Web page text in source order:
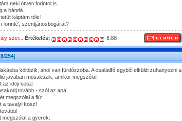
neki ötven forintot is.
a bándá.
káptám tőle!
forinté', szentjánosbogárát?
szer... Értékelés: 8.88
254]
költözik, ahol van fürdőszoba. A családfő egyből elküldi zuhanyozni a
javában mosakszik, amikor megszólal:
az ideji kosz!
tovább - szól az apa.
megszólal a fiú:
a tavalyi kosz!
megszólal a gyerek: